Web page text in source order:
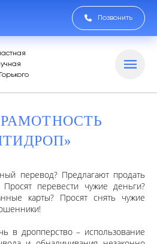
Позвонить
перевод? Предлагают продать
Просят перевести чужие деньги?
карты? Просят снять чужие
в дропперство – использование